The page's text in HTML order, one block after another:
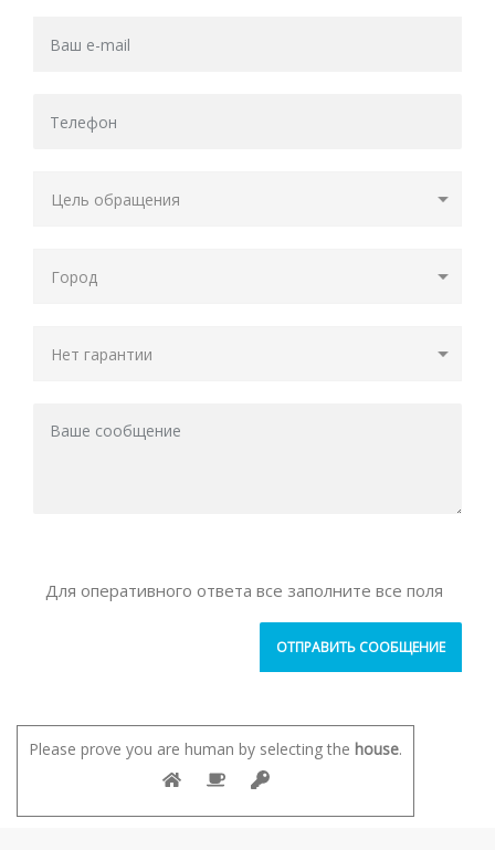
Для оперативного ответа все заполните все поля
Please prove you are human by selecting the house.